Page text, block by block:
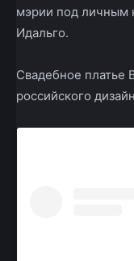
мэрии под личным
Идальго.
Свадебное платье
российского